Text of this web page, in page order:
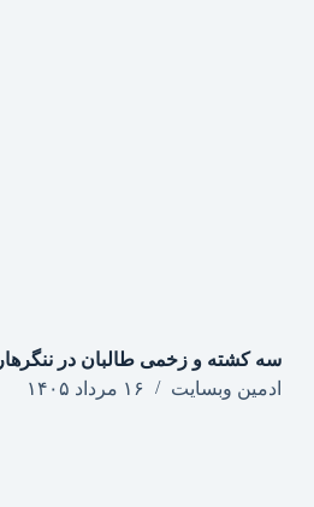
سه کشته و زخمی طالبان در ننگرهار
ادمین وبسایت
۱۶ مرداد ۱۴۰۵